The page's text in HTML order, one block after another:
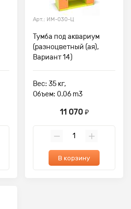
Арт.: ИМ-030-Ц
Тумба под аквариум
(разноцветный (ая),
Вариант 14)
Вес: 35 кг,
Объем: 0.06 m3
11 070 ₽
В корзину